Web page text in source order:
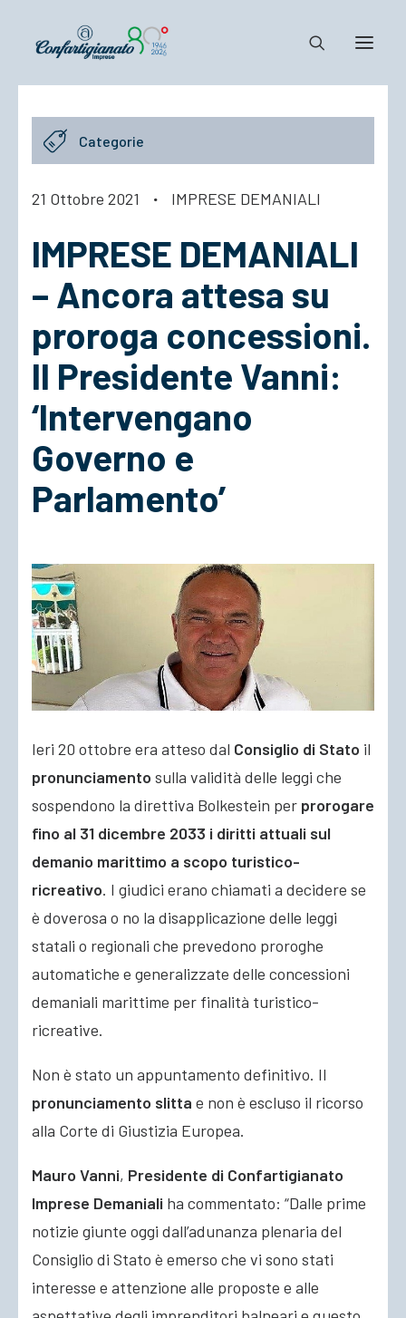
Notizie e Documenti
Confartigianato
Cosa Facciamo
ACCEDI
Categorie
21 Ottobre 2021 · IMPRESE DEMANIALI
IMPRESE DEMANIALI
– Ancora attesa su
proroga concessioni.
Il Presidente Vanni:
‘Intervengano
Governo e
Parlamento’
Ieri 20 ottobre era atteso dal Consiglio di Stato il
pronunciamento sulla validità delle leggi che
sospendono la direttiva Bolkestein per prorogare
fino al 31 dicembre 2033 i diritti attuali sul
demanio marittimo a scopo turistico-
ricreativo. I giudici erano chiamati a decidere se
è doverosa o no la disapplicazione delle leggi
statali o regionali che prevedono proroghe
automatiche e generalizzate delle concessioni
demaniali marittime per finalità turistico-
ricreative.
Non è stato un appuntamento definitivo. Il
pronunciamento slitta e non è escluso il ricorso
alla Corte di Giustizia Europea.
Mauro Vanni, Presidente di Confartigianato
Imprese Demaniali ha commentato: “Dalle prime
notizie giunte oggi dall’adunanza plenaria del
Consiglio di Stato è emerso che vi sono stati
interesse e attenzione alle proposte e alle